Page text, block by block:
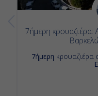
Κρουαζιερες Βαλετα
Κρουαζιερες 7 ημερες
7ήμερη κρουαζιέρα:
7ήμερη κρουαζιέρα